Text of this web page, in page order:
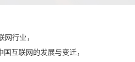
网行业，
互联网的发展与变迁，